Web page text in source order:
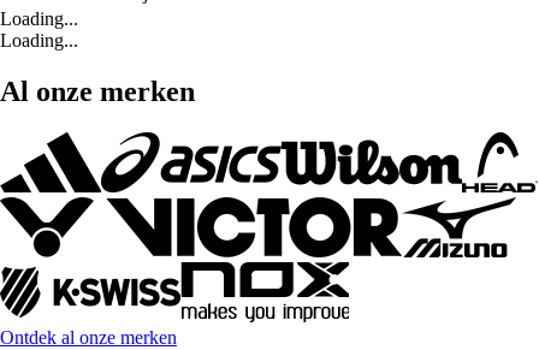
Loading...
Loading...
Al onze merken
Ontdek al onze merken